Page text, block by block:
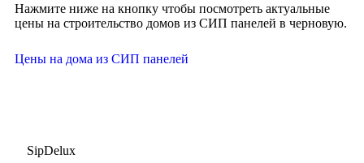
Нажмите ниже на кнопку чтобы посмотреть актуальные
цены на строительство домов из СИП панелей в черновую.
Цены на дома из СИП панелей
SipDelux